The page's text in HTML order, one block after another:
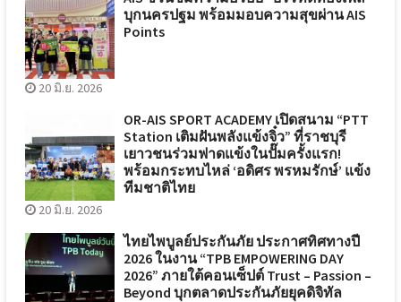
บุกนครปฐม พร้อมมอบความสุขผ่าน AIS
Points
20 มิ.ย. 2026
OR-AIS SPORT ACADEMY เปิดสนาม “PTT
Station เติมฝันพลังแข้งจิ๋ว” ที่ราชบุรี
เยาวชนร่วมฟาดแข้งในปั๊มครั้งแรก!
พร้อมกระทบไหล่ ‘อดิศร พรหมรักษ์’ แข้ง
ทีมชาติไทย
20 มิ.ย. 2026
ไทยไพบูลย์ประกันภัย ประกาศทิศทางปี
2026 ในงาน “TPB EMPOWERING DAY
2026” ภายใต้คอนเซ็ปต์ Trust – Passion –
Beyond บุกตลาดประกันภัยยุคดิจิทัล